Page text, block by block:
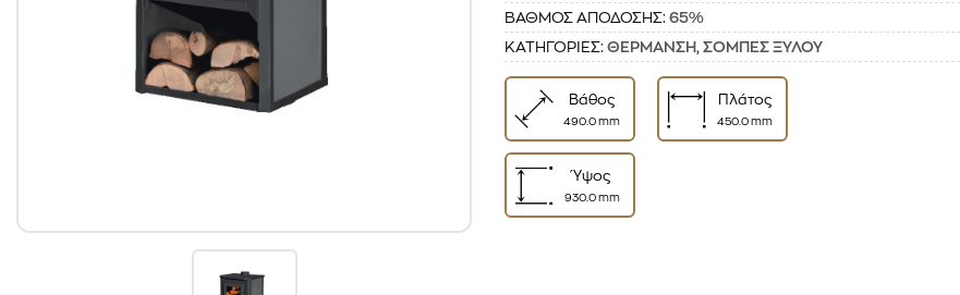
ΒΑΘΜΟΣ ΑΠΟΔΟΣΗΣ: 65%
ΚΑΤΗΓΟΡΙΕΣ: ΘΕΡΜΑΝΣΗ, ΣΟΜΠΕΣ ΞΥΛΟΥ
Βάθος
490.0 mm
Πλάτος
450.0 mm
Ύψος
930.0 mm